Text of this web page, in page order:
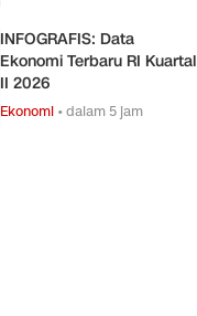
INFOGRAFIS: Data
Ekonomi Terbaru RI Kuartal
II 2026
Ekonomi •dalam 5 jam